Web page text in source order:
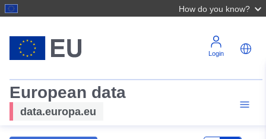
How do you know?
Login
European data
data.europa.eu